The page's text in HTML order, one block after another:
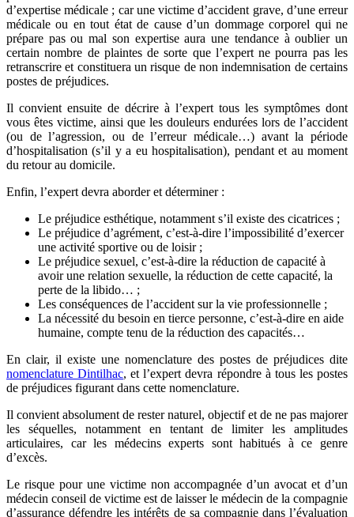
d’expertise médicale ; car une victime d’accident grave, d’une erreur
médicale ou en tout état de cause d’un dommage corporel qui ne
prépare pas ou mal son expertise aura une tendance à oublier un
certain nombre de plaintes de sorte que l’expert ne pourra pas les
retranscrire et constituera un risque de non indemnisation de certains
postes de préjudices.
Il convient ensuite de décrire à l’expert tous les symptômes dont
vous êtes victime, ainsi que les douleurs endurées lors de l’accident
(ou de l’agression, ou de l’erreur médicale…) avant la période
d’hospitalisation (s’il y a eu hospitalisation), pendant et au moment
du retour au domicile.
Enfin, l’expert devra aborder et déterminer :
Le préjudice esthétique, notamment s’il existe des cicatrices ;
Le préjudice d’agrément, c’est-à-dire l’impossibilité d’exercer
une activité sportive ou de loisir ;
Le préjudice sexuel, c’est-à-dire la réduction de capacité à
avoir une relation sexuelle, la réduction de cette capacité, la
perte de la libido… ;
Les conséquences de l’accident sur la vie professionnelle ;
La nécessité du besoin en tierce personne, c’est-à-dire en aide
humaine, compte tenu de la réduction des capacités…
En clair, il existe une nomenclature des postes de préjudices dite
nomenclature Dintilhac, et l’expert devra répondre à tous les postes
de préjudices figurant dans cette nomenclature.
Il convient absolument de rester naturel, objectif et de ne pas majorer
les séquelles, notamment en tentant de limiter les amplitudes
articulaires, car les médecins experts sont habitués à ce genre
d’excès.
Le risque pour une victime non accompagnée d’un avocat et d’un
médecin conseil de victime est de laisser le médecin de la compagnie
d’assurance défendre les intérêts de sa compagnie dans l’évaluation